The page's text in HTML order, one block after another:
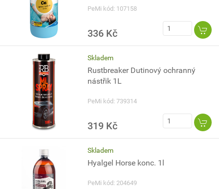
PeMi kód: 107158
336 Kč
Skladem
Rustbreaker Dutinový ochranný
nástřik 1L
PeMi kód: 739314
319 Kč
Skladem
Hyalgel Horse konc. 1l
PeMi kód: 204649